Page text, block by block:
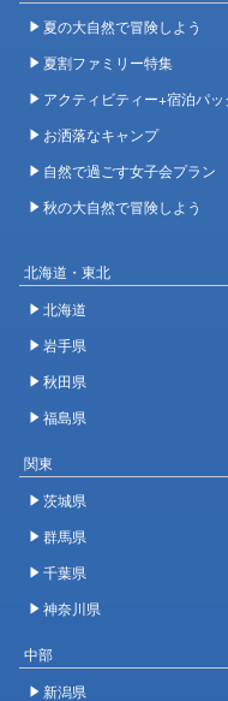
夏の大自然で冒険しよう
夏割ファミリー特集
アクティビティー+宿泊パッ
お洒落なキャンプ
自然で過ごす女子会プラン
秋の大自然で冒険しよう
北海道・東北
北海道
岩手県
秋田県
福島県
関東
茨城県
群馬県
千葉県
神奈川県
中部
新潟県